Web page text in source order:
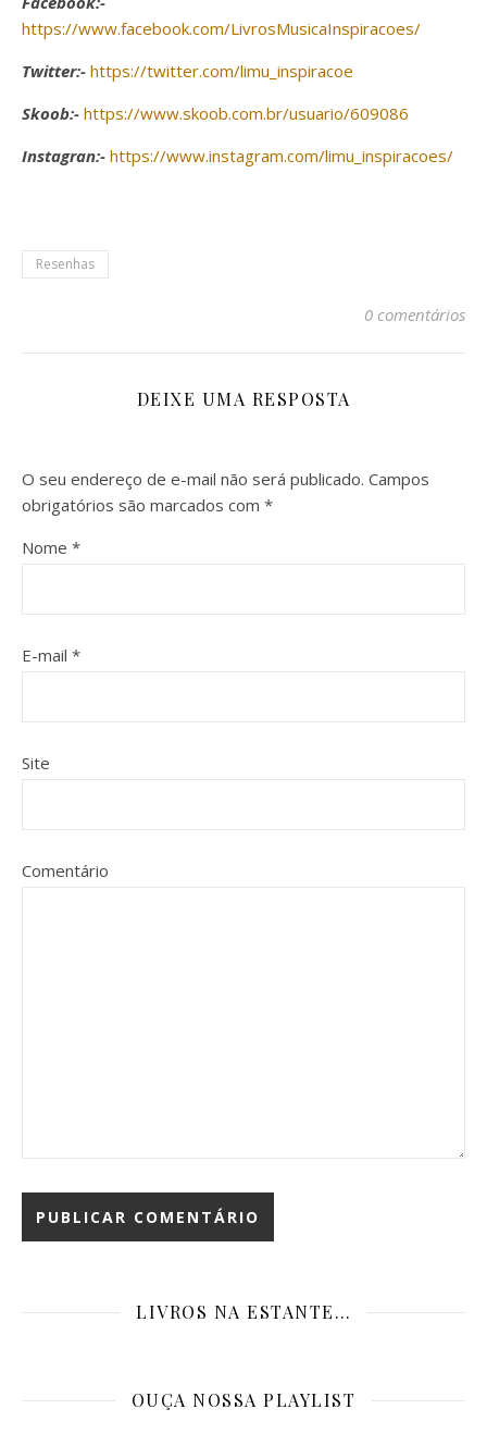
https://www.facebook.com/LivrosMusicaInspiracoes/
Twitter:- https://twitter.com/limu_inspiracoe
Skoob:- https://www.skoob.com.br/usuario/609086
Instagran:- https://www.instagram.com/limu_inspiracoes/
Resenhas
0 comentários
DEIXE UMA RESPOSTA
O seu endereço de e-mail não será publicado. Campos
obrigatórios são marcados com *
Nome *
E-mail *
Site
Comentário
LIVROS NA ESTANTE…
OUÇA NOSSA PLAYLIST